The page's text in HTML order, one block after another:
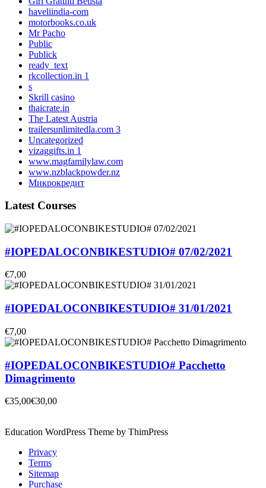
haveliindia-com
motorbooks.co.uk
Mr Pacho
Public
Publick
ready_text
rkcollection.in 1
s
Skrill casino
thaicrate.in
The Latest Austria
trailersunlimitedla.com 3
Uncategorized
vizaggifts.in 1
www.magfamilylaw.com
www.nzblackpowder.nz
Микрокредит
Latest Courses
#IOPEDALOCONBIKESTUDIO# 07/02/2021
€7,00
#IOPEDALOCONBIKESTUDIO# 31/01/2021
€7,00
#IOPEDALOCONBIKESTUDIO# Pacchetto
Dimagrimento
€35,00€30,00
Education WordPress Theme by ThimPress
Privacy
Terms
Sitemap
Purchase